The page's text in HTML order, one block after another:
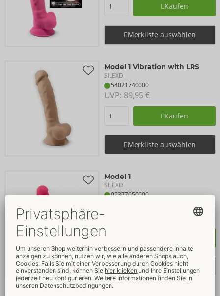
Kaufen
Merkliste auswählen
Model 1 Vibration with LRS
SILEXD
54021740000
UVP: 89,95 €
Kaufen
Merkliste auswählen
Model 1
SILEXD
05377050000
Größe:
Merkliste auswählen